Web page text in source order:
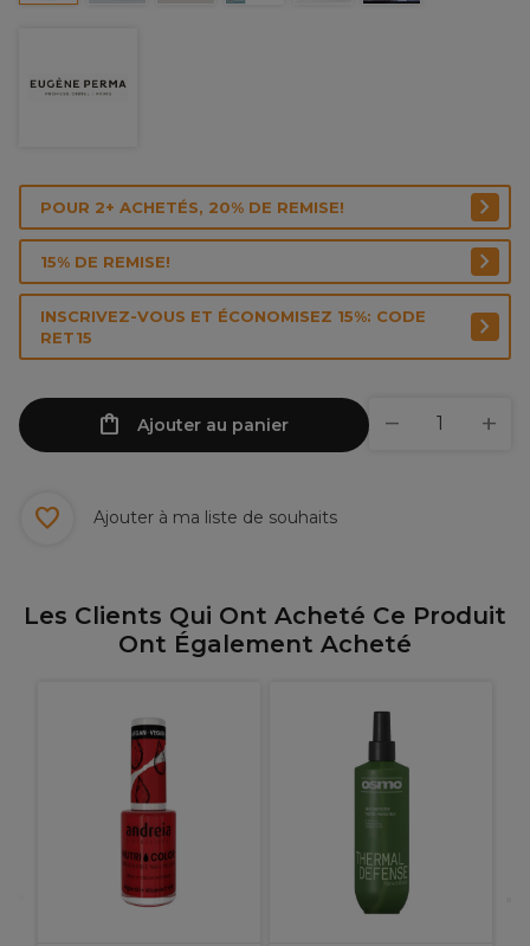
POUR 2+ ACHETÉS, 20% DE REMISE!
15% DE REMISE!
INSCRIVEZ-VOUS ET ÉCONOMISEZ 15%: CODE
RET15
Ajouter au panier
Ajouter à ma liste de souhaits
Les Clients Qui Ont Acheté Ce Produit
Ont Également Acheté